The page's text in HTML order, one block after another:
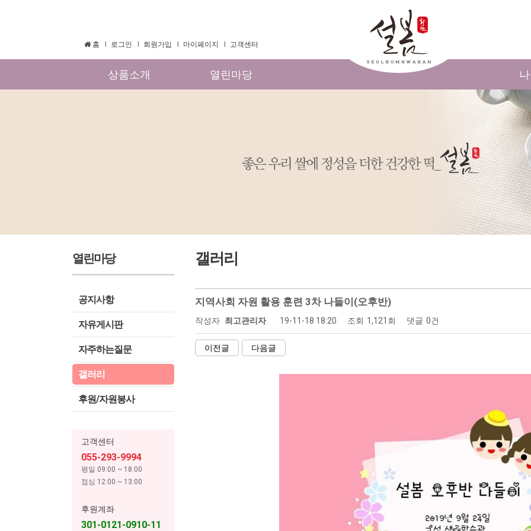
홈 로그인 회원가입 마이페이지 고객센터
상품소개 열린마당
열린마당
공지사항
자유게시판
자주하는질문
갤러리
후원/자원봉사
고객센터
055-293-9994
평일 09:00 ~ 18:00
점심 12:00 ~ 13:00
후원계좌
301-0121-0910-11
갤러리
지역사회 자원 활용 훈련 3차 나들이(오후반)
작성자 최고관리자 19-11-18 18:20 조회 1,121회 댓글 0건
이전글 다음글